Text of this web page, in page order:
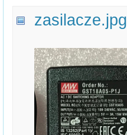
zasilacze.jpg